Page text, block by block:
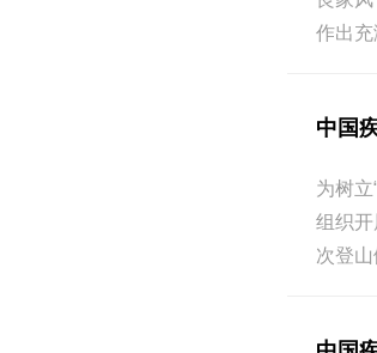
作出
中国
为树
组织
次登